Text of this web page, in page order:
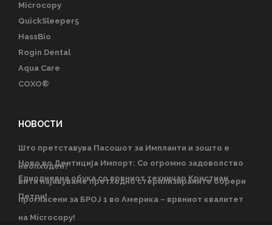
Microcopy
QuickSleeper5
HassBio
Rogin Dental
Aqua Care
COXO®
НОВОСТИ
Што претставува Пасошот за Импланти и зошто е
неопходен?
Ново во Дентиција Импорт: Со огромно задоволство
ви ги најавуваме претходно стерилизираните борери
прогласени за БРОЈ 1 во Америка – врвниот квалитет
на Microcopy!
Еднодневна обука со врвниот техничар Кристиан
Петри!